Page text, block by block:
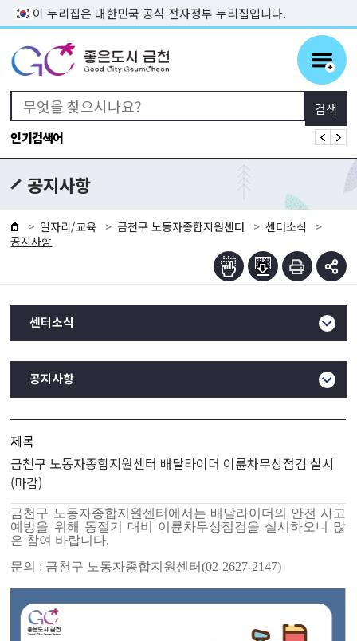
본문 바로가기
이 누리집은 대한민국 공식 전자정부 누리집입니다.
인기검색어
공지사항
일자리/교육 금천구 노동자종합지원센터
센터소식
공지사항
센터소식
공지사항
제목
금천구 노동자종합지원센터 배달라이더 이륜차무상점검 실시
(마감)
금천구 노동자종합지원센터에서는 배달라이더의 안전 사고
예방을 위해 동절기 대비 이륜차무상점검을 실시하오니 많
은 참여 바랍니다.
문의 : 금천구 노동자종합지원센터(02-2627-2147)